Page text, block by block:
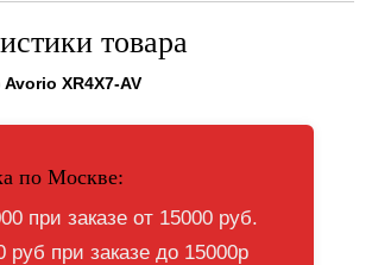
товара
XR4X7-AV
по Москве:
при заказе от 15000 руб.
руб при заказе до 15000р